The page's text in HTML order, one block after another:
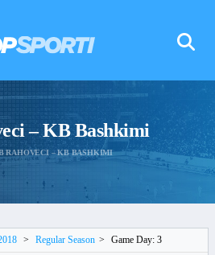
– KB Bashkimi
RAHOVECI – KB BASHKIMI
> Regular Season > Game Day: 3